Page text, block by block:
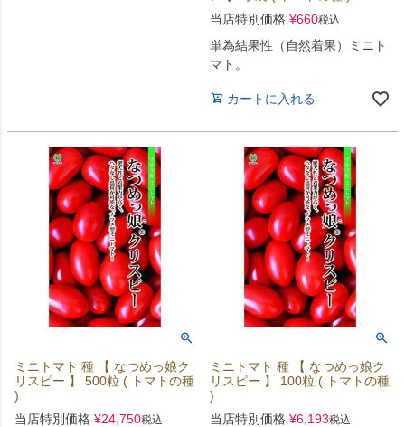
当店特別価格 ¥660税込
単為結果性（自然着果）ミニト
マト。
カートに入れる
ミニトマト 種 【 なつめっ娘ク
リスピー 】 500粒 ( トマトの種
)
当店特別価格 ¥24,750税込
ミニトマト 種 【 なつめっ娘ク
リスピー 】 100粒 ( トマトの種
)
当店特別価格 ¥6,193税込